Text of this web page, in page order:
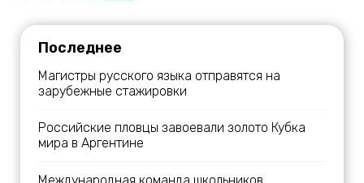
Последнее
Магистры русского языка отправятся на
зарубежные стажировки
Российские пловцы завоевали золото Кубка
мира в Аргентине